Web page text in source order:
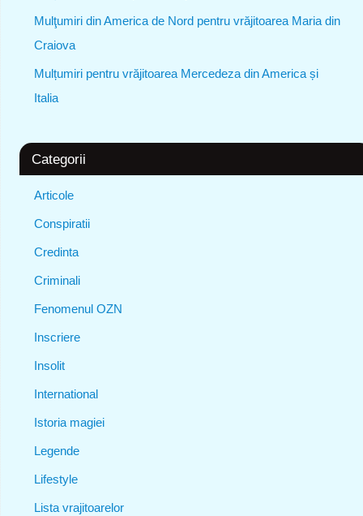
Mulţumiri din America de Nord pentru vrăjitoarea Maria din
Craiova
Mulțumiri pentru vrăjitoarea Mercedeza din America și
Italia
Categorii
Articole
Conspiratii
Credinta
Criminali
Fenomenul OZN
Inscriere
Insolit
International
Istoria magiei
Legende
Lifestyle
Lista vrajitoarelor